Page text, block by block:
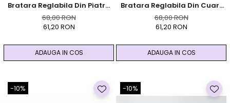
Bratara Reglabila Din Piatra
Lunii Chips Cu Pandantiv
Semiluna Din Sidef
68,00 RON
61,20 RON
ADAUGA IN COS
Bratara Reglabila Din Cuart
Fumuriu, Hematit Si
Turmalina Neagra
68,00 RON
61,20 RON
ADAUGA IN COS
-10% -10%